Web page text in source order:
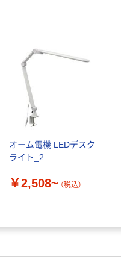
オーム電機 LEDデスク
ライト_2
￥2,508~ （税込）